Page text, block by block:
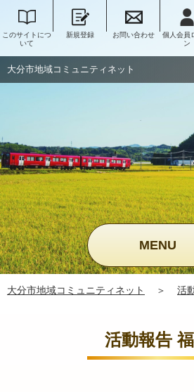
このサイトにつ
いて
新規登録 お問い合わせ
個人会員
ン
大分市地域コミュニティネット
MENU
大分市地域コミュニティネット ＞ 活
活動報告